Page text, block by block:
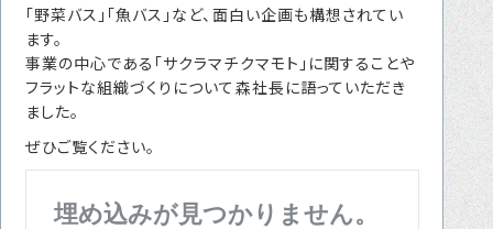
独自の採用スキーム
プライバシーポリシー
「野菜バス」「魚バス」など、面白い企画も構想されてい
ます。
事業の中心である「サクラマチクマモト」に関することや
フラットな組織づくりについて森社長に語っていただき
ました。
ぜひご覧ください。